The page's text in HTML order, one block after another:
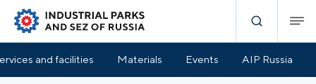
and facilities Materials Events AIP Russia
Specification Park Infrastructure Location